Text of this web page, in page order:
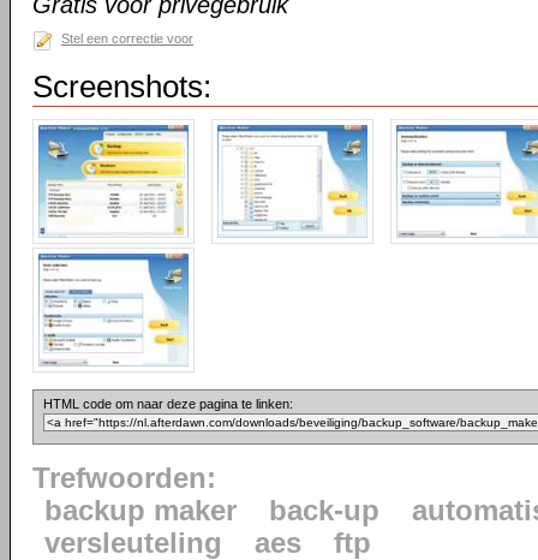
Stel een correctie voor
Screenshots:
HTML code om naar deze pagina te linken:
Trefwoorden:
backup maker
back-up
versleuteling
aes ftp